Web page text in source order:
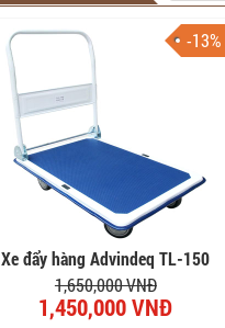
-13%
Xe đẩy hàng Advindeq TL-150
1,650,000 VNĐ
1,450,000 VNĐ